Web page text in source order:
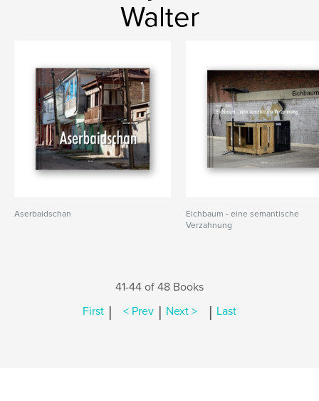
Walter
Aserbaidschan
Eichbaum - eine semantische
Verzahnung
41-44 of 48 Books
First | < Prev | Next > | Last